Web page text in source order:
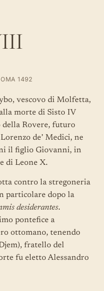
1492
vescovo di Molfetta,
morte di Sisto IV
della Rovere, futuro
de’ Medici, ne
il figlio Giovanni, in
di Leone X.
contro la stregoneria
particolare dopo la
desiderantes.
pontefice a
ottomano, tenendo
fratello del
fu eletto Alessandro